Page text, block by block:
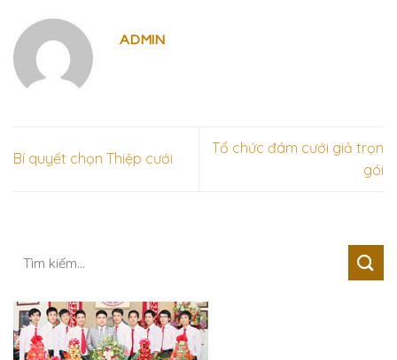
ADMIN
Bí quyết chọn Thiệp cưới
Tổ chức đám cưới giả trọn
gói